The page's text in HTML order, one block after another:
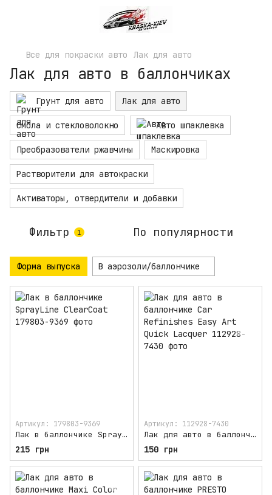
Все для покраски авто Лак для авто
Лак для авто в баллончиках
Грунт для авто Лак для авто
Смола и стекловолокно Авто шпаклевка
Преобразователи ржавчины Маскировка
Растворители для автокраски
Активаторы, отвердители и добавки
Фильтр 1 По популярности
Форма выпуска В аэрозоли/баллончике
Артикул: 179803-9369
Лак в баллончике SprayLine ClearCoat
215 грн
Артикул: 112928-7430
Лак для авто в баллончике Car Refinishes Easy Art Quick Lacquer
150 грн